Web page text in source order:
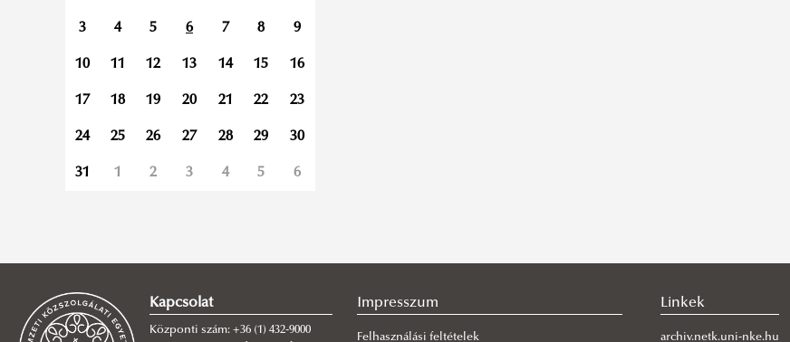
3 4 5 6 7 8 9
10 11 12 13 14 15 16
17 18 19 20 21 22 23
24 25 26 27 28 29 30
31 1 2 3 4 5 6
Kapcsolat
Központi szám: +36 (1) 432-9000
Impresszum
Felhasználási feltételek
Linkek
archiv.netk.uni-nke.hu